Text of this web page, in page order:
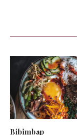
Bibimbap